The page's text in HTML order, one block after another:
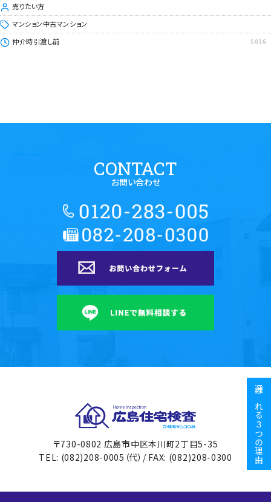
売りたい方
マンション中古マンション
仲介時引渡し前 S016
CONTACT
お問い合わせ
広島住宅検査
〒730-0802 広島市中区本川町2丁目5-35
TEL: (082)208-0005（代）/ FAX: (082)208-0300
選ばれる３つの理由